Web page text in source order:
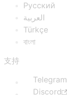
Русский
العربية
Türkçe
বাংলা
支持
Telegram
Discord